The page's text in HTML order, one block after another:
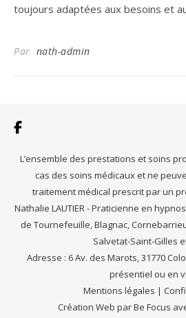
toujours adaptées aux besoins et
Par nath-admin
L’ensemble des prestations et soins
cas des soins médicaux et ne
traitement médical prescrit par un
Nathalie LAUTIER - Praticienne en
de Tournefeuille, Blagnac,
Salvetat-Saint-Gilles
Adresse : 6 Av. des Marots, 31770
présentiel ou en
Mentions légales |
Création Web parBe Focus